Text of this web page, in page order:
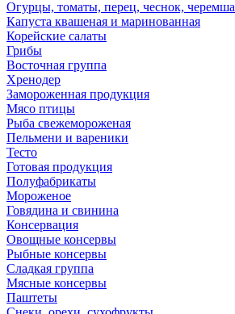
Огурцы, томаты, перец, чеснок, черемша
Капуста квашеная и маринованная
Корейские салаты
Грибы
Восточная группа
Хренодер
Замороженная продукция
Мясо птицы
Рыба свежемороженая
Пельмени и вареники
Тесто
Готовая продукция
Полуфабрикаты
Мороженое
Говядина и свинина
Консервация
Овощные консервы
Рыбные консервы
Сладкая группа
Мясные консервы
Паштеты